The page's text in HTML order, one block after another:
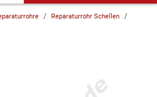
Wir liefern auch an
Packstationen!
Reparaturrohr Schellen